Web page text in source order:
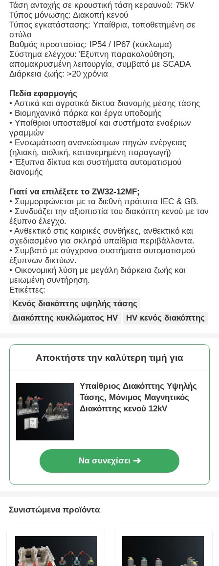
Εμφάνιση VR
Σχετικά με εμάς
Γύρος εργοστασίων
Ποιοτικός έλεγχος
επαφή
Όλες οι περιπτώσεις
Ζητήστε ένα απόσπασμα
Συσκευή διακόπτη μεσαίας τάσης
Συσκευές διακόπτη χαμηλής τάσης
Διακόπτης στερεής μόνωσης
Διακόπτης Δακτυλίου
Υποσταθμός τύπων παραθύρων
Διακόπτης φορτίου κενού
Τάση αντοχής σε κρουστική τάση κεραυνού: 75kV
Τύπος μόνωσης: Διακοπή κενού
Τύπος εγκατάστασης: Υπαίθρια, τοποθετημένη σε
στύλο
Βαθμός προστασίας: IP54 / IP67 (κύκλωμα)
Σύστημα ελέγχου: Έξυπνη παρακολούθηση,
απομακρυσμένη λειτουργία, συμβατό με SCADA
Διάρκεια ζωής: >20 χρόνια
Πεδία εφαρμογής
• Αστικά και αγροτικά δίκτυα διανομής μέσης τάσης
• Βιομηχανικά πάρκα και έργα υποδομής
• Υπαίθριοι υποσταθμοί και συστήματα εναέριων
γραμμών
• Ενσωμάτωση ανανεώσιμων πηγών ενέργειας
(ηλιακή, αιολική, κατανεμημένη παραγωγή)
• Έξυπνα δίκτυα και συστήματα αυτοματισμού
διανομής
Γιατί να επιλέξετε το ZW32-12MF;
• Συμμορφώνεται με τα διεθνή πρότυπα IEC & GB.
• Συνδυάζει την αξιοπιστία του διακόπτη κενού με τον
έξυπνο έλεγχο.
• Ανθεκτικό στις καιρικές συνθήκες, ανθεκτικό και
σχεδιασμένο για σκληρά υπαίθρια περιβάλλοντα.
• Συμβατό με σύγχρονα συστήματα αυτοματισμού
έξυπνων δικτύων.
• Οικονομική λύση με μεγάλη διάρκεια ζωής και
μειωμένη συντήρηση.
Ετικέττες:
Κενός διακόπτης υψηλής τάσης
Διακόπτης κυκλώματος HV
HV κενός διακόπτης
Αποκτήστε την καλύτερη τιμή για
Υπαίθριος Διακόπτης Υψηλής
Τάσης, Μόνιμος Μαγνητικός
Διακόπτης κενού 12kV
Να συνεχίσει
Συνιστώμενα προϊόντα